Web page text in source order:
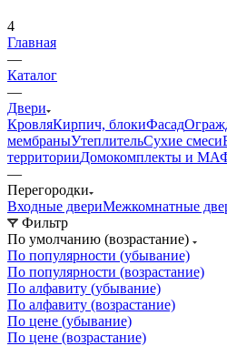
4
Главная
—
Каталог
—
Двери
КровляКирпич, блокиФасад
мембраныУтеплительСухие смеси
территорииДомокомплекты и
—
Перегородки
Входные двериМежкомнатные
Фильтр
По умолчанию (возрастание)
По популярности (убывание)
По популярности (возрастание)
По алфавиту (убывание)
По алфавиту (возрастание)
По цене (убывание)
По цене (возрастание)